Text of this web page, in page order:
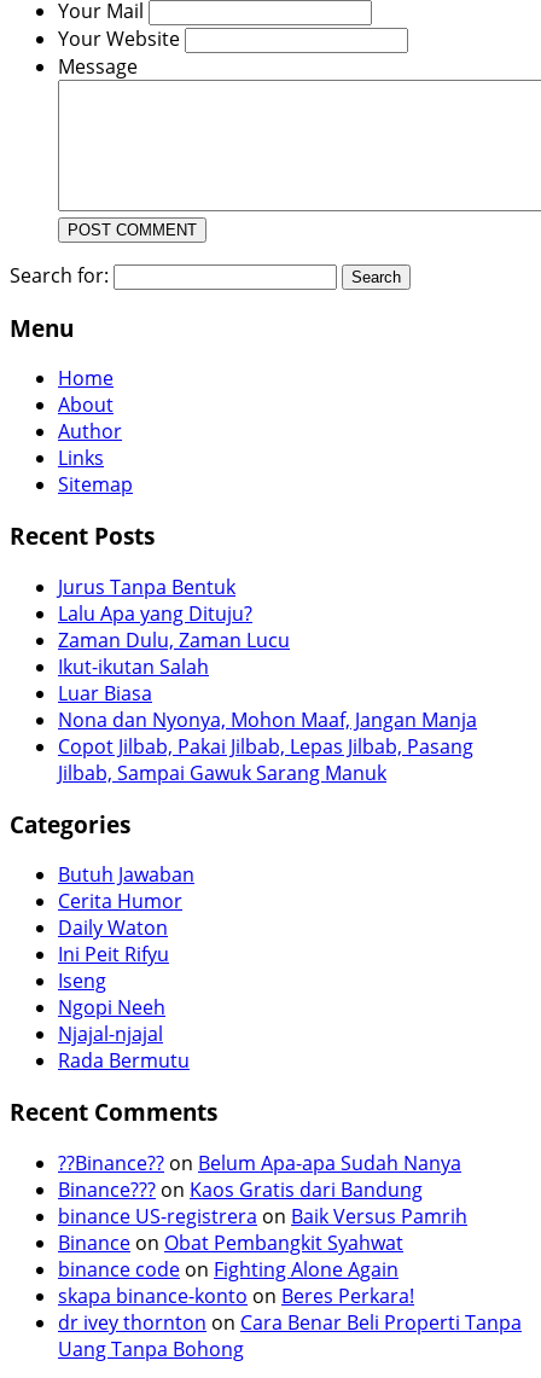
Your Mail
Your Website
Message
Search for:
Menu
Home
About
Author
Links
Sitemap
Recent Posts
Jurus Tanpa Bentuk
Lalu Apa yang Dituju?
Zaman Dulu, Zaman Lucu
Ikut-ikutan Salah
Luar Biasa
Nona dan Nyonya, Mohon Maaf, Jangan Manja
Copot Jilbab, Pakai Jilbab, Lepas Jilbab, Pasang
Jilbab, Sampai Gawuk Sarang Manuk
Categories
Butuh Jawaban
Cerita Humor
Daily Waton
Ini Peit Rifyu
Iseng
Ngopi Neeh
Njajal-njajal
Rada Bermutu
Recent Comments
??Binance?? on Belum Apa-apa Sudah Nanya
Binance??? on Kaos Gratis dari Bandung
binance US-registrera on Baik Versus Pamrih
Binance on Obat Pembangkit Syahwat
binance code on Fighting Alone Again
skapa binance-konto on Beres Perkara!
dr ivey thornton on Cara Benar Beli Properti Tanpa
Uang Tanpa Bohong